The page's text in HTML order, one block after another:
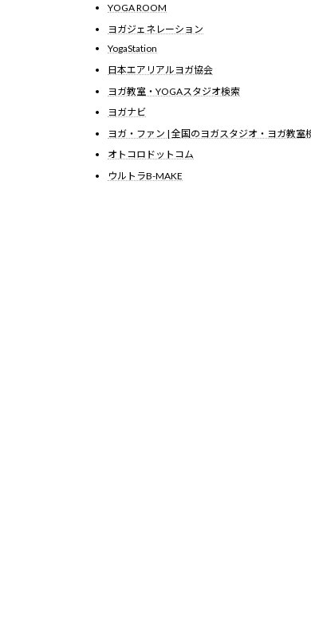
YOGA ROOM
ヨガジェネレーション
YogaStation
日本エアリアルヨガ協会
ヨガ教室・YOGAスタジオ検索
ヨガナビ
ヨガ・ファン | 全国のヨガスタジオ・ヨガ教室
オトコロドットコム
ウルトラB-MAKE